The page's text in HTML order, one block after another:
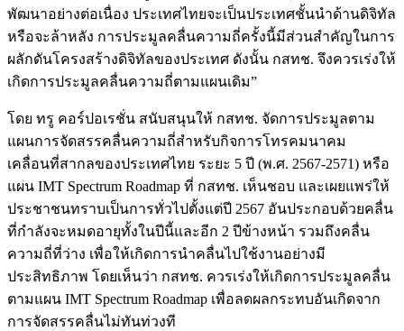
พัฒนาอย่างต่อเนื่อง ประเทศไทยจะเป็นประเทศชั้นนำด้านดิจิทัล
หรือจะล้าหลัง การประมูลคลื่นความถี่ครั้งนี้มีส่วนสำคัญในการ
ผลักดันโครงสร้างดิจิทัลของประเทศ ดังนั้น กสทช. จึงควรเร่งให้
เกิดการประมูลคลื่นความถี่ตามแผนเดิม”
โดย ทรู คอร์ปอเรชั่น สนับสนุนให้ กสทช. จัดการประมูลตาม
แผนการจัดสรรคลื่นความถี่สำหรับกิจการโทรคมนาคม
เคลื่อนที่สากลของประเทศไทย ระยะ 5 ปี (พ.ศ. 2567-2571) หรือ
แผน IMT Spectrum Roadmap ที่ กสทช. เห็นชอบ และเผยแพร่ให้
ประชาชนทราบเป็นการทั่วไปตั้งแต่ปี 2567 อันประกอบด้วยคลื่น
ที่กำลังจะหมดอายุทั้งในปีนี้และอีก 2 ปีข้างหน้า รวมถึงคลื่น
ความถี่ที่ว่าง เพื่อให้เกิดการนำคลื่นไปใช้งานอย่างมี
ประสิทธิภาพ โดยเห็นว่า กสทช. ควรเร่งให้เกิดการประมูลคลื่น
ตามแผน IMT Spectrum Roadmap เพื่อลดผลกระทบอันเกิดจาก
การจัดสรรคลื่นไม่ทันท่วงที